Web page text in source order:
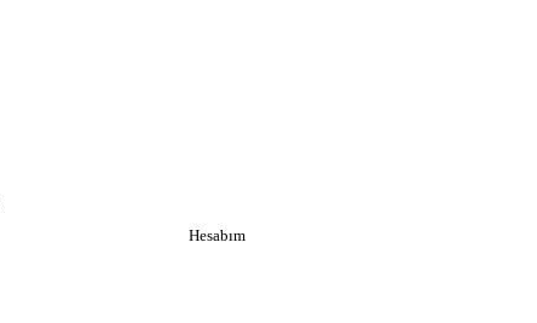
Hesabım